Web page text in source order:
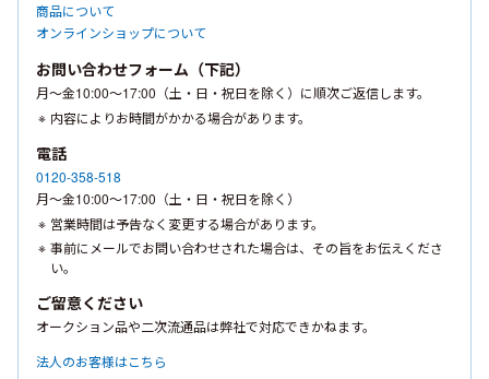
商品について
オンラインショップについて
お問い合わせフォーム（下記）
月〜金10:00〜17:00（土・日・祝日を除く）に順次ご返信します。
内容によりお時間がかかる場合があります。
電話
0120-358-518
月〜金10:00〜17:00（土・日・祝日を除く）
営業時間は予告なく変更する場合があります。
事前にメールでお問い合わせされた場合は、その旨をお伝えくださ
い。
ご留意ください
オークション品や二次流通品は弊社で対応できかねます。
法人のお客様はこちら